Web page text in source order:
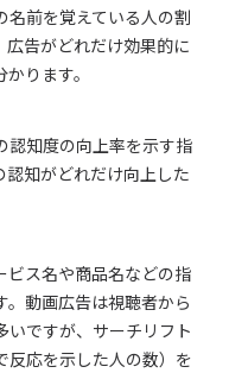
名前を覚えている人の割
告がどれだけ効果的に
ります。
認知度の向上率を示す指
知がどれだけ向上した
ビス名や商品名などの指
動画広告は視聴者から
いですが、サーチリフト
反応を示した人の数）を